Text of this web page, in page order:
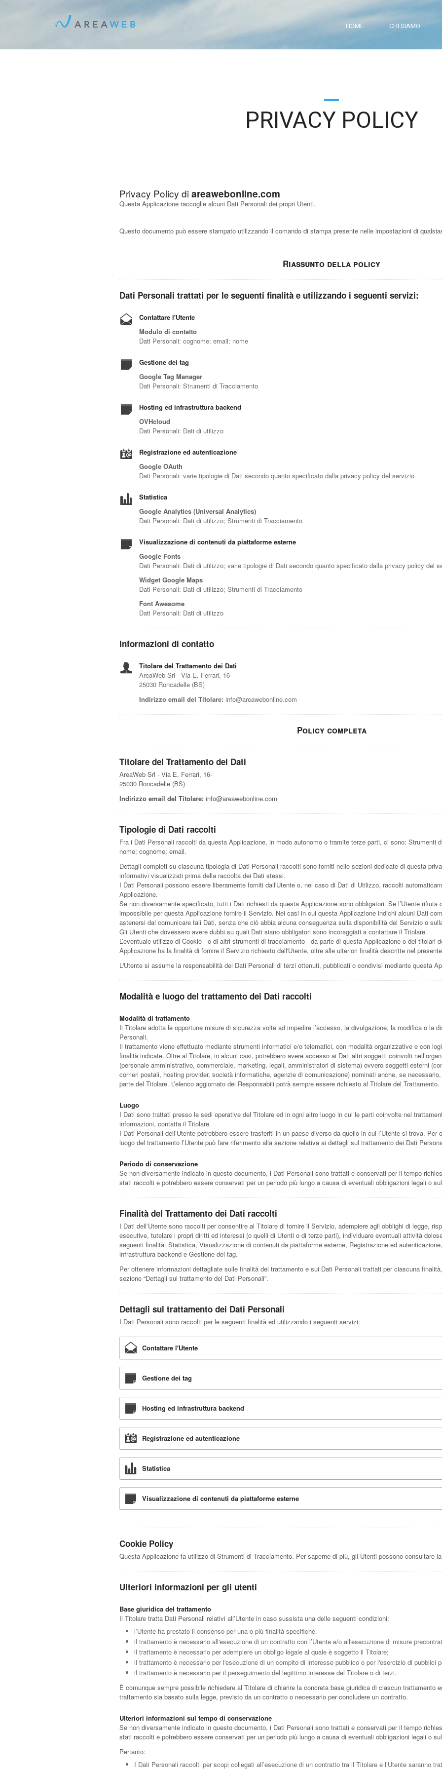
HOME CHI SIAMO
PRIVACY POLICY
Privacy Policy di areawebonline.com
Questa Applicazione raccoglie alcuni Dati Personali dei propri Utenti.
Questo documento può essere stampato utilizzando il comando di stampa presente nelle impostazioni di
Riassunto della policy
Dati Personali trattati per le seguenti finalità e utilizzando i seguenti servizi:
Contattare l'Utente
Modulo di contatto
Dati Personali: cognome; email; nome
Gestione dei tag
Google Tag Manager
Dati Personali: Strumenti di Tracciamento
Hosting ed infrastruttura backend
OVHcloud
Dati Personali: Dati di utilizzo
Registrazione ed autenticazione
Google OAuth
Dati Personali: varie tipologie di Dati secondo quanto specificato dalla privacy policy del servizio
Statistica
Google Analytics (Universal Analytics)
Dati Personali: Dati di utilizzo; Strumenti di Tracciamento
Visualizzazione di contenuti da piattaforme esterne
Google Fonts
Dati Personali: Dati di utilizzo; varie tipologie di Dati secondo quanto specificato dalla privacy policy del
Widget Google Maps
Dati Personali: Dati di utilizzo; Strumenti di Tracciamento
Font Awesome
Dati Personali: Dati di utilizzo
Informazioni di contatto
Titolare del Trattamento dei Dati
AreaWeb Srl - Via E. Ferrari, 16-
25030 Roncadelle (BS)
Indirizzo email del Titolare: info@areawebonline.com
Policy completa
Titolare del Trattamento dei Dati
AreaWeb Srl - Via E. Ferrari, 16-
25030 Roncadelle (BS)
Indirizzo email del Titolare: info@areawebonline.com
Tipologie di Dati raccolti
Fra i Dati Personali raccolti da questa Applicazione, in modo autonomo o tramite terze parti, ci sono: Strumenti
nome; cognome; email.
Dettagli completi su ciascuna tipologia di Dati Personali raccolti sono forniti nelle sezioni dedicate di questa
informativi visualizzati prima della raccolta dei Dati stessi.
I Dati Personali possono essere liberamente forniti dall'Utente o, nel caso di Dati di Utilizzo, raccolti
Applicazione.
Se non diversamente specificato, tutti i Dati richiesti da questa Applicazione sono obbligatori. Se l’Utente rifiuta
impossibile per questa Applicazione fornire il Servizio. Nei casi in cui questa Applicazione indichi alcuni Dati
astenersi dal comunicare tali Dati, senza che ciò abbia alcuna conseguenza sulla disponibilità del Servizio o
Gli Utenti che dovessero avere dubbi su quali Dati siano obbligatori sono incoraggiati a contattare il Titolare.
L’eventuale utilizzo di Cookie - o di altri strumenti di tracciamento - da parte di questa Applicazione o dei titolari
Applicazione ha la finalità di fornire il Servizio richiesto dall'Utente, oltre alle ulteriori finalità descritte nel
L'Utente si assume la responsabilità dei Dati Personali di terzi ottenuti, pubblicati o condivisi mediante questa
Modalità e luogo del trattamento dei Dati raccolti
Modalità di trattamento
Il Titolare adotta le opportune misure di sicurezza volte ad impedire l’accesso, la divulgazione, la modifica o la
Personali.
Il trattamento viene effettuato mediante strumenti informatici e/o telematici, con modalità organizzative e con
finalità indicate. Oltre al Titolare, in alcuni casi, potrebbero avere accesso ai Dati altri soggetti coinvolti
(personale amministrativo, commerciale, marketing, legali, amministratori di sistema) ovvero soggetti esterni
corrieri postali, hosting provider, società informatiche, agenzie di comunicazione) nominati anche, se
parte del Titolare. L’elenco aggiornato dei Responsabili potrà sempre essere richiesto al Titolare del Trattamento.
Luogo
I Dati sono trattati presso le sedi operative del Titolare ed in ogni altro luogo in cui le parti coinvolte nel
informazioni, contatta il Titolare.
I Dati Personali dell’Utente potrebbero essere trasferiti in un paese diverso da quello in cui l’Utente si trova. Per
luogo del trattamento l’Utente può fare riferimento alla sezione relativa ai dettagli sul trattamento dei Dati
Periodo di conservazione
Se non diversamente indicato in questo documento, i Dati Personali sono trattati e conservati per il tempo
stati raccolti e potrebbero essere conservati per un periodo più lungo a causa di eventuali obbligazioni legali o
Finalità del Trattamento dei Dati raccolti
I Dati dell’Utente sono raccolti per consentire al Titolare di fornire il Servizio, adempiere agli obblighi di legge,
esecutive, tutelare i propri diritti ed interessi (o quelli di Utenti o di terze parti), individuare eventuali attività
seguenti finalità: Statistica, Visualizzazione di contenuti da piattaforme esterne, Registrazione ed
infrastruttura backend e Gestione dei tag.
Per ottenere informazioni dettagliate sulle finalità del trattamento e sui Dati Personali trattati per ciascuna
sezione “Dettagli sul trattamento dei Dati Personali”.
Dettagli sul trattamento dei Dati Personali
I Dati Personali sono raccolti per le seguenti finalità ed utilizzando i seguenti servizi:
Contattare l'Utente
Gestione dei tag
Hosting ed infrastruttura backend
Registrazione ed autenticazione
Statistica
Visualizzazione di contenuti da piattaforme esterne
Cookie Policy
Questa Applicazione fa utilizzo di Strumenti di Tracciamento. Per saperne di più, gli Utenti possono consultare la
Ulteriori informazioni per gli utenti
Base giuridica del trattamento
Il Titolare tratta Dati Personali relativi all’Utente in caso sussista una delle seguenti condizioni:
l’Utente ha prestato il consenso per una o più finalità specifiche.
il trattamento è necessario all'esecuzione di un contratto con l’Utente e/o all'esecuzione di misure
il trattamento è necessario per adempiere un obbligo legale al quale è soggetto il Titolare;
il trattamento è necessario per l'esecuzione di un compito di interesse pubblico o per l'esercizio di pubblici
il trattamento è necessario per il perseguimento del legittimo interesse del Titolare o di terzi.
È comunque sempre possibile richiedere al Titolare di chiarire la concreta base giuridica di ciascun trattamento
trattamento sia basato sulla legge, previsto da un contratto o necessario per concludere un contratto.
Ulteriori informazioni sul tempo di conservazione
Se non diversamente indicato in questo documento, i Dati Personali sono trattati e conservati per il tempo
stati raccolti e potrebbero essere conservati per un periodo più lungo a causa di eventuali obbligazioni legali o
Pertanto:
I Dati Personali raccolti per scopi collegati all’esecuzione di un contratto tra il Titolare e l’Utente saranno